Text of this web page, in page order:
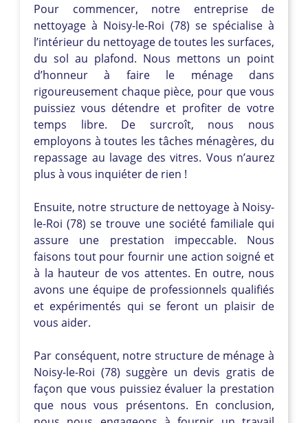
Pour commencer, notre entreprise de
nettoyage à Noisy-le-Roi (78) se spécialise à
l’intérieur du nettoyage de toutes les surfaces,
du sol au plafond. Nous mettons un point
d’honneur à faire le ménage dans
rigoureusement chaque pièce, pour que vous
puissiez vous détendre et profiter de votre
temps libre. De surcroît, nous nous
employons à toutes les tâches ménagères, du
repassage au lavage des vitres. Vous n’aurez
plus à vous inquiéter de rien !
Ensuite, notre structure de nettoyage à Noisy-
le-Roi (78) se trouve une société familiale qui
assure une prestation impeccable. Nous
faisons tout pour fournir une action soigné et
à la hauteur de vos attentes. En outre, nous
avons une équipe de professionnels qualifiés
et expérimentés qui se feront un plaisir de
vous aider.
Par conséquent, notre structure de ménage à
Noisy-le-Roi (78) suggère un devis gratis de
façon que vous puissiez évaluer la prestation
que nous vous présentons. En conclusion,